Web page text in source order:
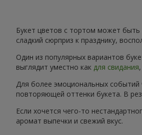
Букет цветов с тортом может
сладкий сюрприз к празднику,
Один из популярных вариантов
выглядит уместно как для свидания
Для более эмоциональных
повторяющей оттенки букета. В
Если хочется чего-то
аромат выпечки и свежий вкус.